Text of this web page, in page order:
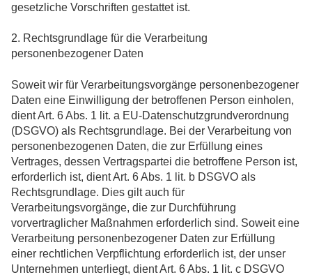
gesetzliche Vorschriften gestattet ist.
2. Rechtsgrundlage für die Verarbeitung
personenbezogener Daten
Soweit wir für Verarbeitungsvorgänge personenbezogener
Daten eine Einwilligung der betroffenen Person einholen,
dient Art. 6 Abs. 1 lit. a EU-Datenschutzgrundverordnung
(DSGVO) als Rechtsgrundlage. Bei der Verarbeitung von
personenbezogenen Daten, die zur Erfüllung eines
Vertrages, dessen Vertragspartei die betroffene Person ist,
erforderlich ist, dient Art. 6 Abs. 1 lit. b DSGVO als
Rechtsgrundlage. Dies gilt auch für
Verarbeitungsvorgänge, die zur Durchführung
vorvertraglicher Maßnahmen erforderlich sind. Soweit eine
Verarbeitung personenbezogener Daten zur Erfüllung
einer rechtlichen Verpflichtung erforderlich ist, der unser
Unternehmen unterliegt, dient Art. 6 Abs. 1 lit. c DSGVO